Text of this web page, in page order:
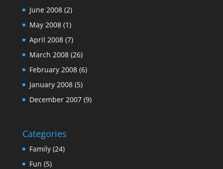
June 2008(2)
May 2008(1)
April 2008(7)
March 2008(26)
February 2008(6)
January 2008(5)
December 2007(9)
Categories
Family(24)
Fun (5)